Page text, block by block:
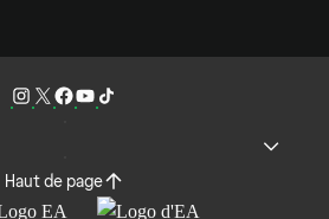
Haut de page